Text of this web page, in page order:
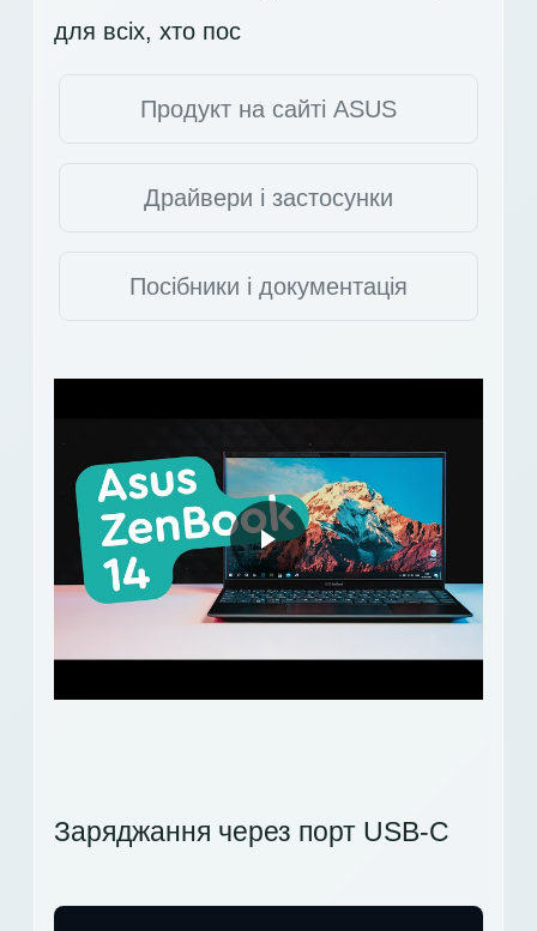
для всіх, хто пос
Продукт на сайті ASUS
Драйвери і застосунки
Посібники і документація
Заряджання через порт USB-C